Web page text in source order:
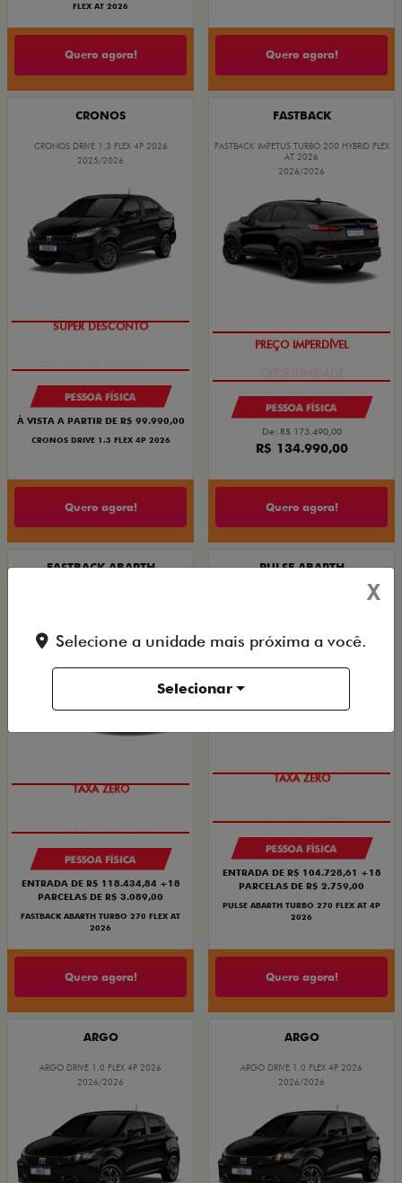
FLEX AT 2026
Quero agora! Quero agora!
CRONOS
CRONOS DRIVE 1.3 FLEX 4P 2026
2025/2026
SUPER DESCONTO
PESSOA FÍSICA
À VISTA A PARTIR DE R$ 99.990,00
CRONOS DRIVE 1.3 FLEX 4P 2026
Quero agora!
FASTBACK
FASTBACK IMPETUS TURBO 200 HYBRID FLEX
AT 2026
2026/2026
PREÇO IMPERDÍVEL
PESSOA FÍSICA
De: R$ 173.490,00
R$ 134.990,00
Quero agora!
FASTBACK ABARTH
TAXA ZERO
PESSOA FÍSICA
ENTRADA DE R$ 118.434,84 +18
PARCELAS DE R$ 3.089,00
FASTBACK ABARTH TURBO 270 FLEX AT
2026
Quero agora!
PULSE ABARTH
PULSE ABARTH TURBO 270 FLEX AT 4P 2026
TAXA ZERO
PESSOA FÍSICA
ENTRADA DE R$ 104.728,61 +18
PARCELAS DE R$ 2.759,00
PULSE ABARTH TURBO 270 FLEX AT 4P
2026
Quero agora!
ARGO
ARGO DRIVE 1.0 FLEX 4P 2026
2026/2026
ARGO
ARGO DRIVE 1.0 FLEX 4P 2026
2026/2026
X
Selecione a unidade mais próxima a você.
Selecionar